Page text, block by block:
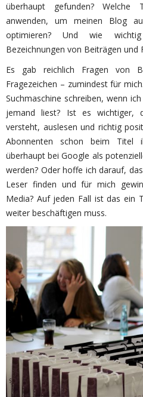
überhaupt gefunden?
anwenden, um meinen Blog
optimieren? Und wie
Bezeichnungen von Beiträgen und
Es gab reichlich Fragen von
Fragezeichen – zumindest für
Suchmaschine schreiben, wenn
jemand liest? Ist es wichtiger,
versteht, auslesen und richtig
Abonnenten schon beim Titel
überhaupt bei Google als
werden? Oder hoffe ich darauf,
Leser finden und für mich
Media? Auf jeden Fall ist das ein
weiter beschäftigen muss.